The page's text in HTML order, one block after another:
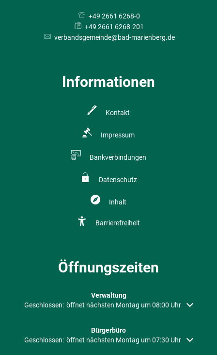
+49 2661 6268-0
+49 2661 6268-201
verbandsgemeinde@bad-marienberg.de
Informationen
Kontakt
Impressum
Bankverbindungen
Datenschutz
Inhalt
Barrierefreiheit
Öffnungszeiten
Verwaltung
Klicken, um weitere Öffnungs- oder Schließzeiten auszublenden
Geschlossen: öffnet nächsten Montag um 08:00 Uhr
Bürgerbüro
Klicken, um weitere Öffnungs- oder Schließzeiten auszublenden
Geschlossen: öffnet nächsten Montag um 07:30 Uhr